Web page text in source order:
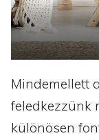
Mindemellett
feledkezzünk
különösen